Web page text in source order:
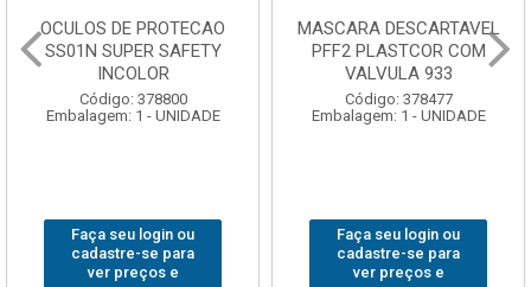
OCULOS DE PROTECAO
SS01N SUPER SAFETY
INCOLOR
Código: 378800
Embalagem: 1 - UNIDADE
Faça seu login ou
cadastre-se para
ver preços e
MASCARA DESCARTAVEL
PFF2 PLASTCOR COM
VALVULA 933
Código: 378477
Embalagem: 1 - UNIDADE
Faça seu login ou
cadastre-se para
ver preços e